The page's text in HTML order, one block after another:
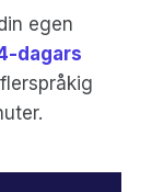
egen
dagars